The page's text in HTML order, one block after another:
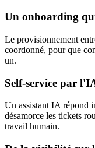
Un onboarding
Le provisionnement
coordonné, pour que
un.
Self-service par
Un assistant IA répond
désamorce les tickets
travail humain.